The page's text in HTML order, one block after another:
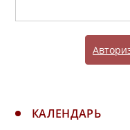
КАЛЕНДАРЬ